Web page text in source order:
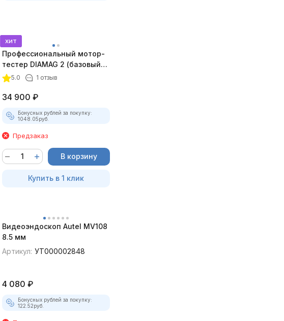
хит
Профессиональный мотор-
тестер DIAMAG 2 (базовый
комплект)
5.0 1 отзыв
34 900 ₽
Бонусных рублей за покупку:
1048.05руб.
Предзаказ
В корзину
Купить в 1 клик
Видеоэндоскоп Autel MV108
8.5 мм
Артикул: УТ000002848
4 080 ₽
Бонусных рублей за покупку:
122.52руб.